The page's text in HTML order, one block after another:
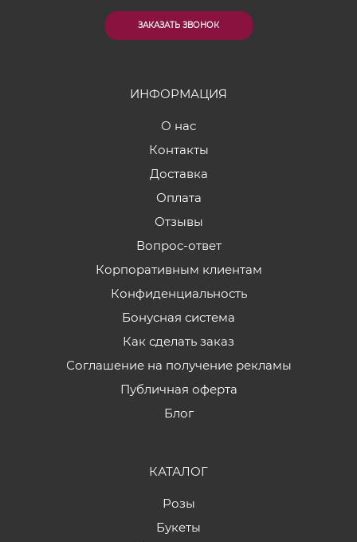
ЗАКАЗАТЬ ЗВОНОК
ИНФОРМАЦИЯ
О нас
Контакты
Доставка
Оплата
Отзывы
Вопрос-ответ
Корпоративным клиентам
Конфиденциальность
Бонусная система
Как сделать заказ
Соглашение на получение рекламы
Публичная оферта
Блог
КАТАЛОГ
Розы
Букеты